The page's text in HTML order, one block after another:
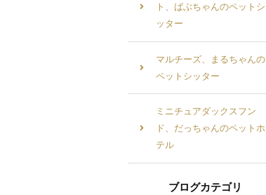
ト、ばぶちゃんのペットシ
ッター
マルチーズ、まるちゃんの
ペットシッター
ミニチュアダックスフン
ド、だっちゃんのペットホ
テル
ブログカテゴリ